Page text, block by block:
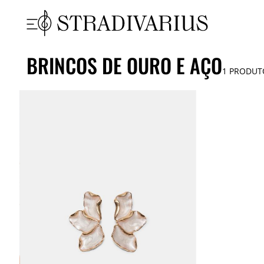
BRINCOS DE OURO E AÇO1